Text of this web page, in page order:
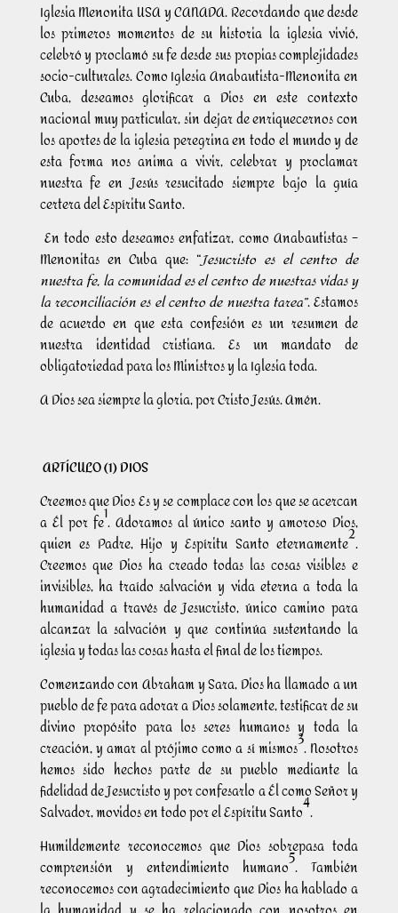
Iglesia Menonita USA y CANADA. Recordando que desde
los primeros momentos de su historia la iglesia vivió,
celebró y proclamó su fe desde sus propias complejidades
socio-culturales. Como Iglesia Anabautista-Menonita en
Cuba, deseamos glorificar a Dios en este contexto
nacional muy particular, sin dejar de enriquecernos con
los aportes de la iglesia peregrina en todo el mundo y de
esta forma nos anima a vivir, celebrar y proclamar
nuestra fe en Jesús resucitado siempre bajo la guía
certera del Espíritu Santo.
En todo esto deseamos enfatizar, como Anabautistas –
Menonitas en Cuba que: “Jesucristo es el centro de
nuestra fe, la comunidad es el centro de nuestras vidas y
la reconciliación es el centro de nuestra tarea”. Estamos
de acuerdo en que esta confesión es un resumen de
nuestra identidad cristiana. Es un mandato de
obligatoriedad para los Ministros y la Iglesia toda.
A Dios sea siempre la gloria, por Cristo Jesús. Amén.
ARTÍCULO (1) DIOS
Creemos que Dios Es y se complace con los que se acercan
a Él por fe1. Adoramos al único santo y amoroso Dios,
quien es Padre, Hijo y Espíritu Santo eternamente2.
Creemos que Dios ha creado todas las cosas visibles e
invisibles, ha traído salvación y vida eterna a toda la
humanidad a través de Jesucristo, único camino para
alcanzar la salvación y que continúa sustentando la
iglesia y todas las cosas hasta el final de los tiempos.
Comenzando con Abraham y Sara, Dios ha llamado a un
pueblo de fe para adorar a Dios solamente, testificar de su
divino propósito para los seres humanos y toda la
creación, y amar al prójimo como a sí mismos3. Nosotros
hemos sido hechos parte de su pueblo mediante la
fidelidad de Jesucristo y por confesarlo a Él como Señor y
Salvador, movidos en todo por el Espíritu Santo4.
Humildemente reconocemos que Dios sobrepasa toda
comprensión y entendimiento humano5. También
reconocemos con agradecimiento que Dios ha hablado a